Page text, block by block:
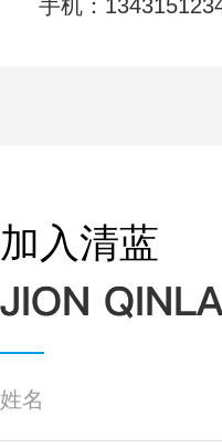
手机：
加入清蓝